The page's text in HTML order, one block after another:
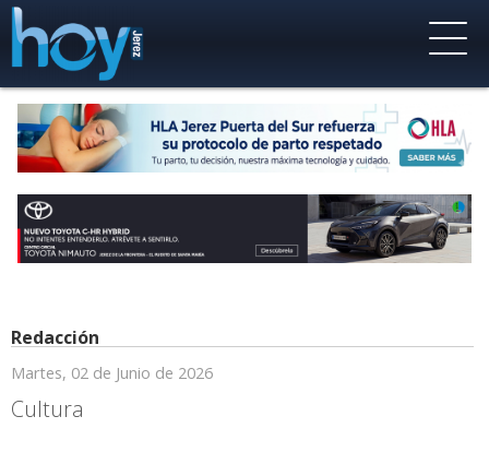
Redacción
Martes, 02 de Junio de 2026
Cultura